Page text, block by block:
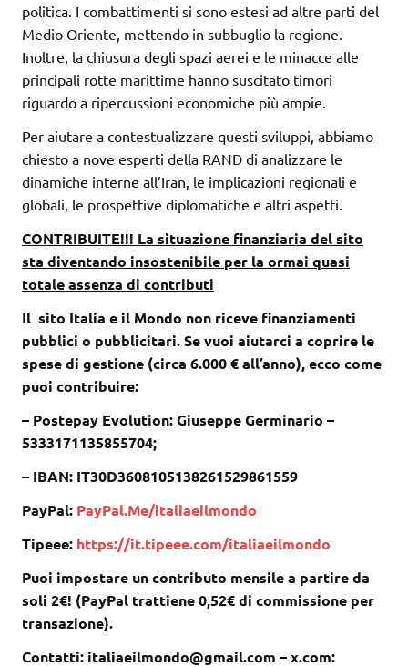
politica. I combattimenti si sono estesi ad altre parti del
Medio Oriente, mettendo in subbuglio la regione.
Inoltre, la chiusura degli spazi aerei e le minacce alle
principali rotte marittime hanno suscitato timori
riguardo a ripercussioni economiche più ampie.
Per aiutare a contestualizzare questi sviluppi, abbiamo
chiesto a nove esperti della RAND di analizzare le
dinamiche interne all’Iran, le implicazioni regionali e
globali, le prospettive diplomatiche e altri aspetti.
CONTRIBUITE!!! La situazione finanziaria del sito
sta diventando insostenibile per la ormai quasi
totale assenza di contributi
Il sito Italia e il Mondo non riceve finanziamenti
pubblici o pubblicitari. Se vuoi aiutarci a coprire le
spese di gestione (circa 6.000 € all’anno), ecco come
puoi contribuire:
– Postepay Evolution: Giuseppe Germinario –
5333171135855704;
– IBAN: IT30D3608105138261529861559
PayPal: PayPal.Me/italiaeilmondo
Tipeee: https://it.tipeee.com/italiaeilmondo
Puoi impostare un contributo mensile a partire da
soli 2€! (PayPal trattiene 0,52€ di commissione per
transazione).
Contatti: italiaeilmondo@gmail.com – x.com: